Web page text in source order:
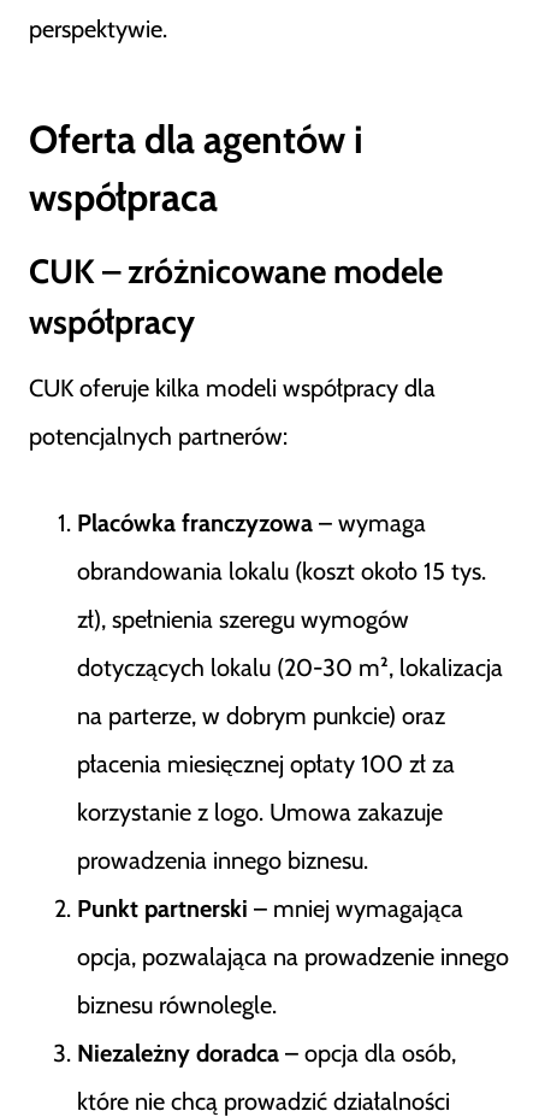
perspektywie.
Oferta dla agentów i
współpraca
CUK – zróżnicowane modele
współpracy
CUK oferuje kilka modeli współpracy dla
potencjalnych partnerów:
Placówka franczyzowa – wymaga
obrandowania lokalu (koszt około 15 tys.
zł), spełnienia szeregu wymogów
dotyczących lokalu (20-30 m², lokalizacja
na parterze, w dobrym punkcie) oraz
płacenia miesięcznej opłaty 100 zł za
korzystanie z logo. Umowa zakazuje
prowadzenia innego biznesu.
Punkt partnerski – mniej wymagająca
opcja, pozwalająca na prowadzenie innego
biznesu równolegle.
Niezależny doradca – opcja dla osób,
które nie chcą prowadzić działalności